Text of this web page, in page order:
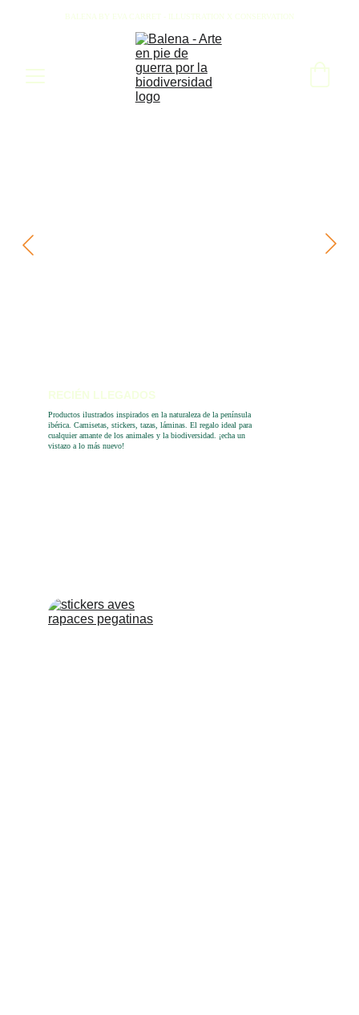
BALENA BY EVA CARRET - ILLUSTRATION X CONSERVATION
RECIÉN LLEGADOS
Productos ilustrados inspirados en la naturaleza de la península
ibérica. Camisetas, stickers, tazas, láminas. El regalo ideal para
cualquier amante de los animales y la biodiversidad. ¡echa un
vistazo a lo más nuevo!